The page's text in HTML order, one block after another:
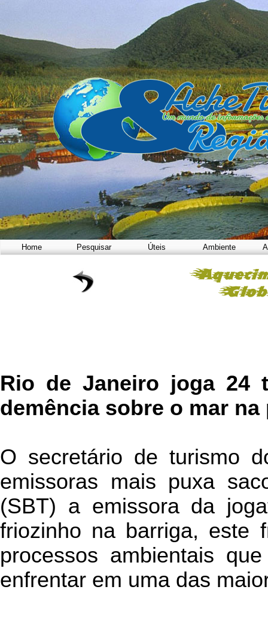
Home Pesquisar Úteis Ambiente
Rio de Janeiro joga 24
demência sobre o mar
O secretário de turismo
emissoras mais puxa
(SBT) a emissora da
friozinho na barriga, este
processos ambientais
enfrentar em uma das